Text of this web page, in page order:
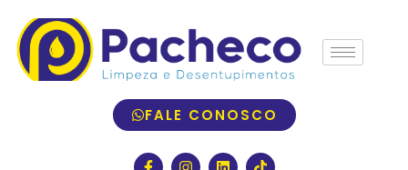
FALE CONOSCO
Categoria:Uncategorized